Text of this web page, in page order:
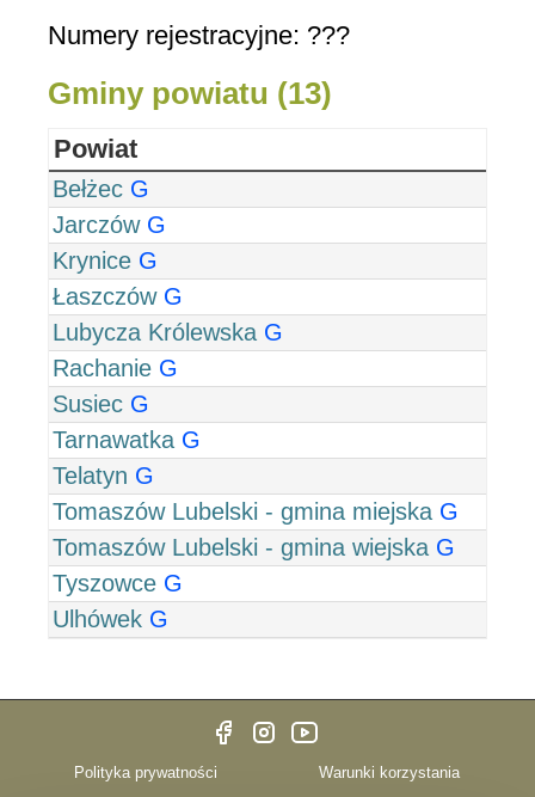
Numery rejestracyjne: ???
Gminy powiatu (13)
Powiat
Bełżec G
Jarczów G
Krynice G
Łaszczów G
Lubycza Królewska G
Rachanie G
Susiec G
Tarnawatka G
Telatyn G
Tomaszów Lubelski - gmina miejska G
Tomaszów Lubelski - gmina wiejska G
Tyszowce G
Ulhówek G
Polityka prywatności Warunki korzystania